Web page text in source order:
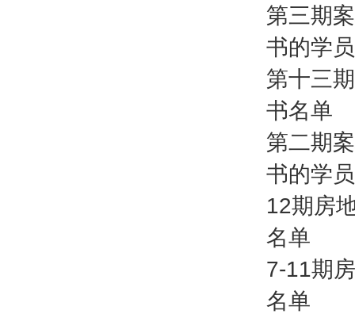
第三期
书的学
第十三
书名单
第二期
书的学
12期房
名单
7-11期
名单